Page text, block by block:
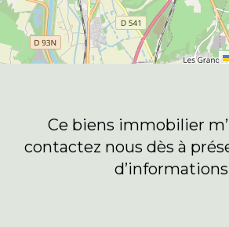
Ce biens immobilier
contactez nous dès à